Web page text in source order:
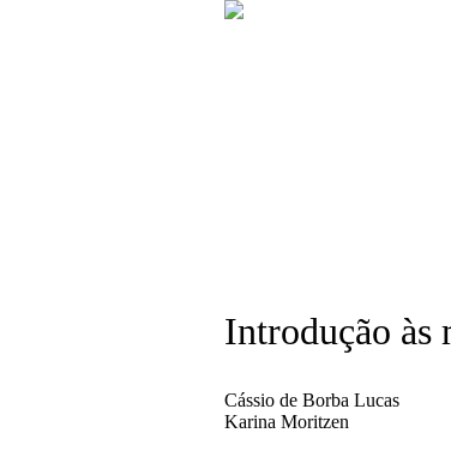
Introdução às
Cássio de Borba Lucas
Karina Moritzen